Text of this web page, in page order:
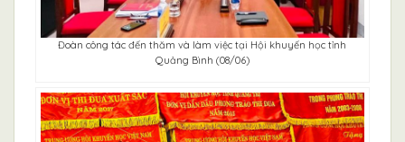
Đoàn công tác đến thăm và làm việc tại Hội khuyến học tỉnh
Quảng Bình (08/06)